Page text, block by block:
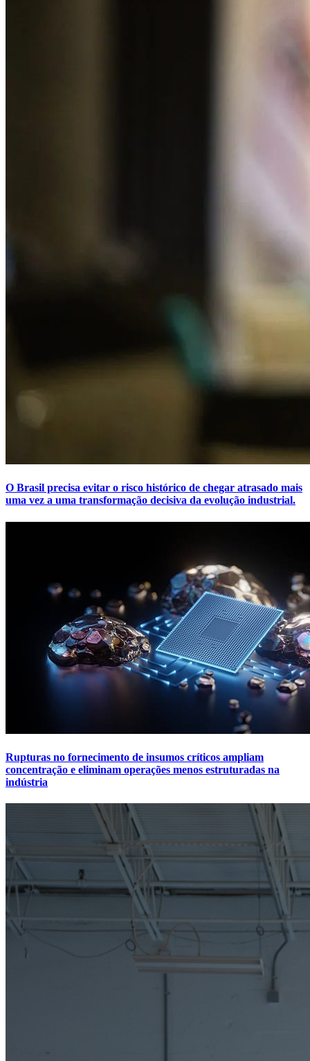
O Brasil precisa evitar o risco histórico de chegar atrasado mais
uma vez a uma transformação decisiva da evolução industrial.
Rupturas no fornecimento de insumos críticos ampliam
concentração e eliminam operações menos estruturadas na
indústria